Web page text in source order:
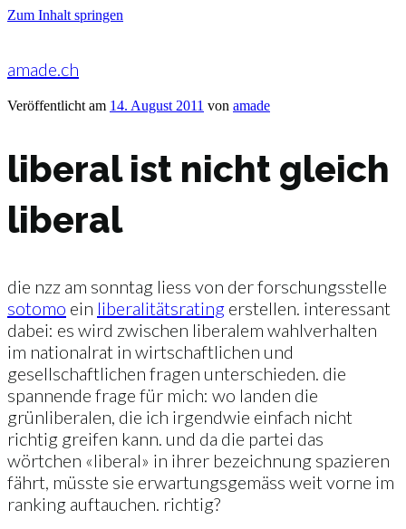
Zum Inhalt springen
amade.ch
Veröffentlicht am 14. August 2011 von amade
liberal ist nicht gleich
liberal
die nzz am sonntag liess von der forschungsstelle
sotomo ein liberalitätsrating erstellen. interessant
dabei: es wird zwischen liberalem wahlverhalten
im nationalrat in wirtschaftlichen und
gesellschaftlichen fragen unterschieden. die
spannende frage für mich: wo landen die
grünliberalen, die ich irgendwie einfach nicht
richtig greifen kann. und da die partei das
wörtchen «liberal» in ihrer bezeichnung spazieren
fährt, müsste sie erwartungsgemäss weit vorne im
ranking auftauchen. richtig?